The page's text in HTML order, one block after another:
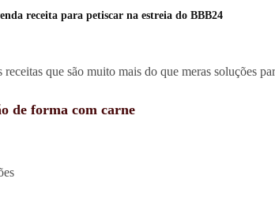
receita para petiscar na estreia do BBB24
que são muito mais do que meras soluções
de forma com carne